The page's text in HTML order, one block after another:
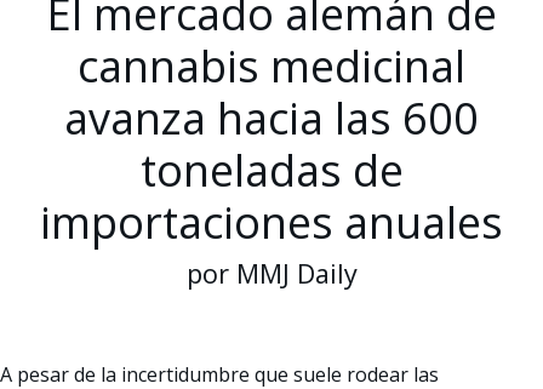
El mercado alemán de
cannabis medicinal
avanza hacia las 600
toneladas de
importaciones anuales
por MMJ Daily
A pesar de la incertidumbre que suele rodear las